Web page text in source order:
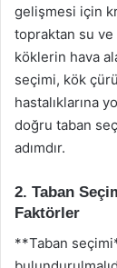
gelişmesi için
topraktan su ve
köklerin hava
seçimi, kök
hastalıklarına
doğru taban
adımdır.
2. Taban
Faktörler
**Taban